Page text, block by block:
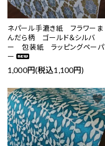
ネパール手漉き紙 フラワーま
んだら柄 ゴールド＆シルバ
ー 包装紙 ラッピングペーパ
ー
1,000円(税込1,100円)
favorite